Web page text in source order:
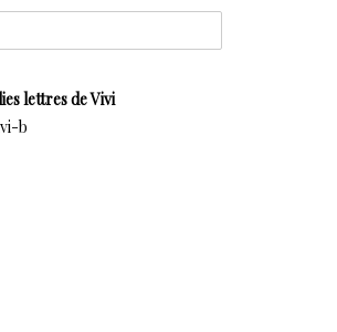
lettres de Vivi
b